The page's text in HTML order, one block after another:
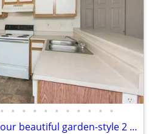
• • • • • • • • • • •
Come home and relax in our beautiful garden-style 2 bed, 1 bath!